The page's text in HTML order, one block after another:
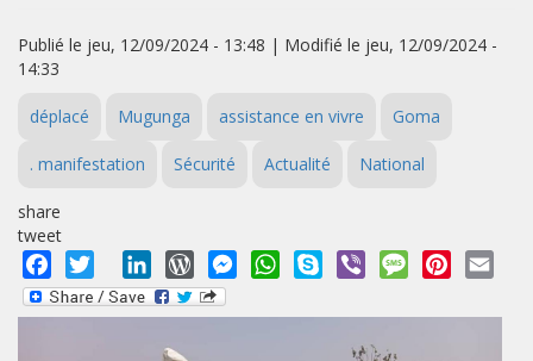
Publié le jeu, 12/09/2024 - 13:48 | Modifié le jeu, 12/09/2024 -
14:33
déplacé Mugunga assistance en vivre Goma
. manifestation Sécurité Actualité National
share
tweet
Facebook
Twitter LinkedInWordPressMessengerWhatsApp
Skype Viber MessagePinterest